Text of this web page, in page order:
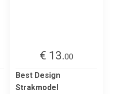
€ 13.00
Best Design
Strakmodel